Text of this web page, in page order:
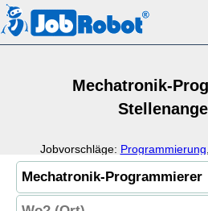
Mechatronik-
Jobvorschläge: Programmierung
Automatisierung,